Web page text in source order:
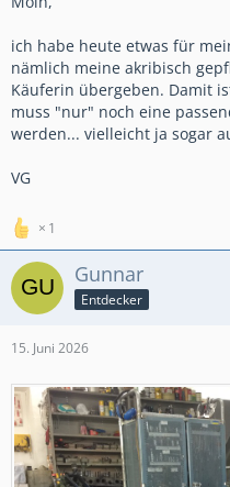
ich habe heute etwas für
nämlich meine akribisch
Käuferin übergeben. Damit
muss "nur" noch eine
werden... vielleicht ja sogar
VG
1
Gunnar
Entdecker
15. Juni 2026